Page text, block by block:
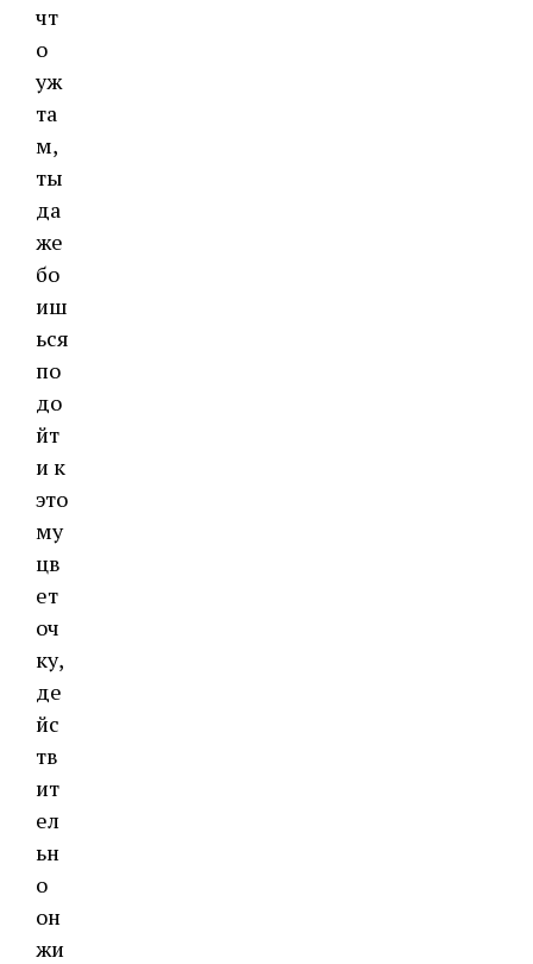
чт
о
уж
та
м,
ты
да
же
бо
иш
ься
по
до
йт
и к
это
му
цв
ет
оч
ку,
де
йс
тв
ит
ел
ьн
о
он
жи